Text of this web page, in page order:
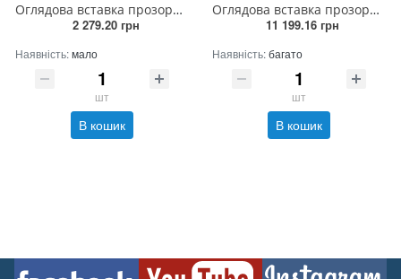
Оглядова вставка прозора 63 мм
2 279.20 грн
Наявність:мало
шт
В кошик
Оглядова вставка прозора 200 мм
11 199.16 грн
Наявність:багато
шт
В кошик